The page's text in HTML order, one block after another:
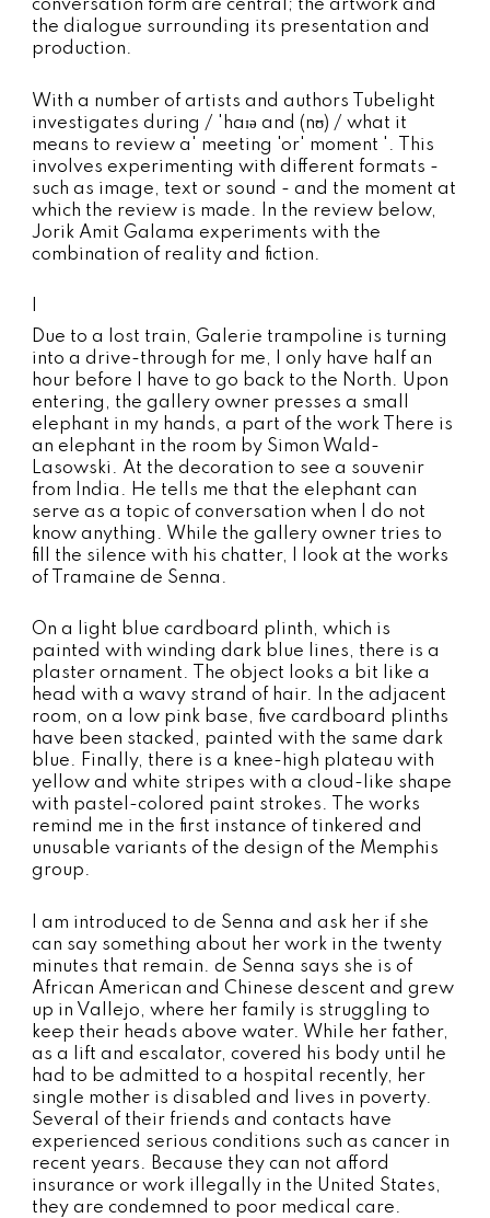
conversation form are central; the artwork and
the dialogue surrounding its presentation and
production.
With a number of artists and authors Tubelight
investigates during / 'haɪə and (nʊ) / what it
means to review a' meeting 'or' moment '. This
involves experimenting with different formats -
such as image, text or sound - and the moment at
which the review is made. In the review below,
Jorik Amit Galama experiments with the
combination of reality and fiction.
Due to a lost train, Galerie trampoline is turning
into a drive-through for me, I only have half an
hour before I have to go back to the North. Upon
entering, the gallery owner presses a small
elephant in my hands, a part of the work There is
an elephant in the room by Simon Wald-
Lasowski. At the decoration to see a souvenir
from India. He tells me that the elephant can
serve as a topic of conversation when I do not
know anything. While the gallery owner tries to
fill the silence with his chatter, I look at the works
of Tramaine de Senna.
On a light blue cardboard plinth, which is
painted with winding dark blue lines, there is a
plaster ornament. The object looks a bit like a
head with a wavy strand of hair. In the adjacent
room, on a low pink base, five cardboard plinths
have been stacked, painted with the same dark
blue. Finally, there is a knee-high plateau with
yellow and white stripes with a cloud-like shape
with pastel-colored paint strokes. The works
remind me in the first instance of tinkered and
unusable variants of the design of the Memphis
group.
I am introduced to de Senna and ask her if she
can say something about her work in the twenty
minutes that remain. de Senna says she is of
African American and Chinese descent and grew
up in Vallejo, where her family is struggling to
keep their heads above water. While her father,
as a lift and escalator, covered his body until he
had to be admitted to a hospital recently, her
single mother is disabled and lives in poverty.
Several of their friends and contacts have
experienced serious conditions such as cancer in
recent years. Because they can not afford
insurance or work illegally in the United States,
they are condemned to poor medical care.